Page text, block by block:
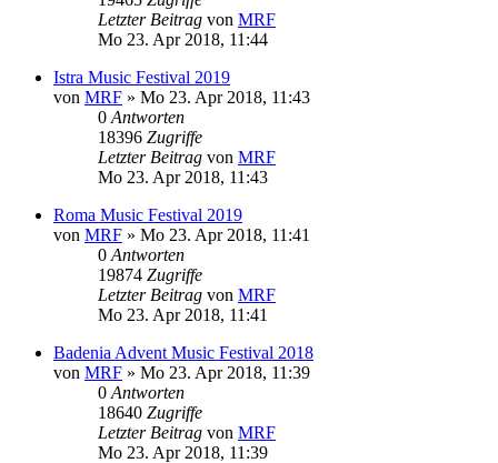
Letzter Beitrag von MRF
Mo 23. Apr 2018, 11:44
Istra Music Festival 2019
von MRF » Mo 23. Apr 2018, 11:43
0 Antworten
18396 Zugriffe
Letzter Beitrag von MRF
Mo 23. Apr 2018, 11:43
Roma Music Festival 2019
von MRF » Mo 23. Apr 2018, 11:41
0 Antworten
19874 Zugriffe
Letzter Beitrag von MRF
Mo 23. Apr 2018, 11:41
Badenia Advent Music Festival 2018
von MRF » Mo 23. Apr 2018, 11:39
0 Antworten
18640 Zugriffe
Letzter Beitrag von MRF
Mo 23. Apr 2018, 11:39